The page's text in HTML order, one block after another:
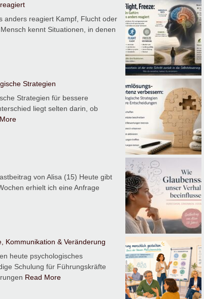
anders reagiert Kampf, Flucht oder
kennt Situationen, in denen
Strategien
Strategien für bessere
liegt selten darin, ob
von Alisa (15) Heute gibt
erhielt ich eine Anfrage
Kommunikation & Veränderung
heute psychologisches
Schulung für Führungskräfte
Read More